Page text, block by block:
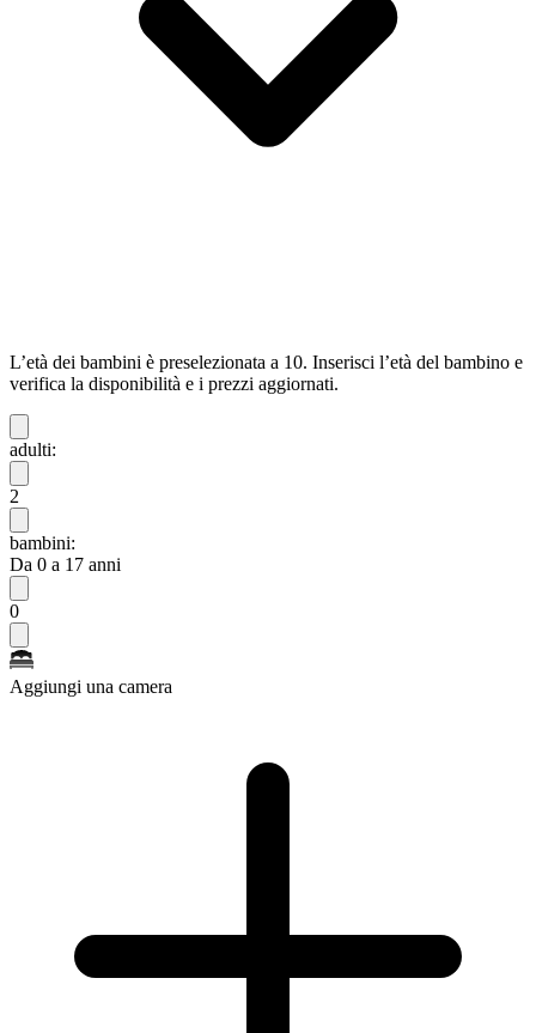
L’età dei bambini è preselezionata a 10. Inserisci l’età del bambino e
verifica la disponibilità e i prezzi aggiornati.
adulti:
2
bambini:
Da 0 a 17 anni
0
Aggiungi una camera